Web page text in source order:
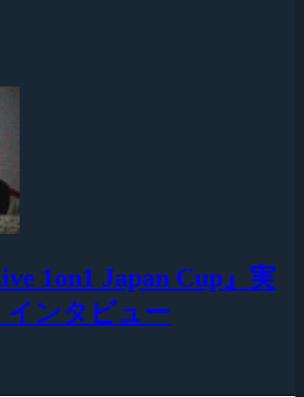
1on1 Japan Cup』実
インタビュー